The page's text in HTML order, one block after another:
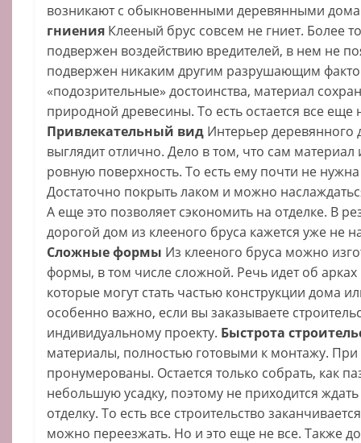
возникают с обыкновенными деревянными
гниения Клееный брус совсем не гниет. Более
подвержен воздействию вредителей, в нем не
подвержен никаким другим разрушающим
«подозрительные» достоинства, материал
природной древесины. То есть остается все
Привлекательный вид Интерьер деревянного
выглядит отлично. Дело в том, что сам
ровную поверхность. То есть ему почти не
Достаточно покрыть лаком и можно
А еще это позволяет сэкономить на отделке. В
дорогой дом из клееного бруса кажется уже не
Сложные формы Из клееного бруса можно
формы, в том числе сложной. Речь идет об арках
которые могут стать частью конструкции дома
особенно важно, если вы заказываете
индивидуальному проекту. Быстрота
материалы, полностью готовыми к монтажу.
пронумерованы. Остается только собрать, как
небольшую усадку, поэтому не приходится
отделку. То есть все строительство
можно переезжать. Но и это еще не все. Также